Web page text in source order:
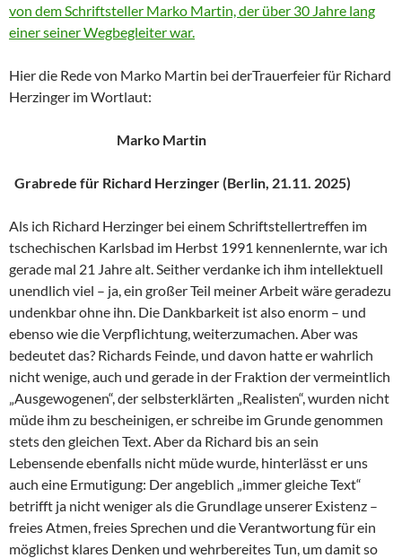
von dem Schriftsteller Marko Martin, der über 30 Jahre lang
einer seiner Wegbegleiter war.
Hier die Rede von Marko Martin bei derTrauerfeier für Richard
Herzinger im Wortlaut:
Marko Martin
Grabrede für Richard Herzinger (Berlin, 21.11. 2025)
Als ich Richard Herzinger bei einem Schriftstellertreffen im
tschechischen Karlsbad im Herbst 1991 kennenlernte, war ich
gerade mal 21 Jahre alt. Seither verdanke ich ihm intellektuell
unendlich viel – ja, ein großer Teil meiner Arbeit wäre geradezu
undenkbar ohne ihn. Die Dankbarkeit ist also enorm – und
ebenso wie die Verpflichtung, weiterzumachen. Aber was
bedeutet das? Richards Feinde, und davon hatte er wahrlich
nicht wenige, auch und gerade in der Fraktion der vermeintlich
„Ausgewogenen“, der selbsterklärten „Realisten“, wurden nicht
müde ihm zu bescheinigen, er schreibe im Grunde genommen
stets den gleichen Text. Aber da Richard bis an sein
Lebensende ebenfalls nicht müde wurde, hinterlässt er uns
auch eine Ermutigung: Der angeblich „immer gleiche Text“
betrifft ja nicht weniger als die Grundlage unserer Existenz –
freies Atmen, freies Sprechen und die Verantwortung für ein
möglichst klares Denken und wehrbereites Tun, um damit so